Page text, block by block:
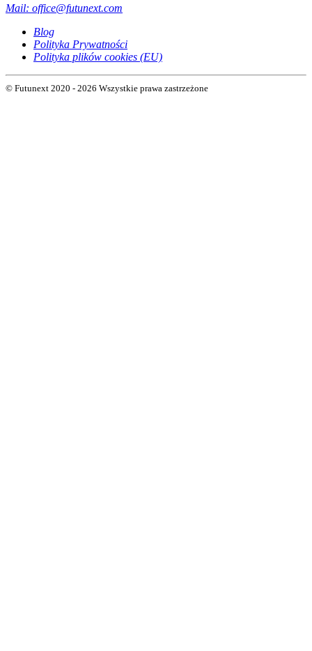
Mail: office@futunext.com
Blog
Polityka Prywatności
Polityka plików cookies (EU)
© Futunext 2020 - 2026 Wszystkie prawa zastrzeżone